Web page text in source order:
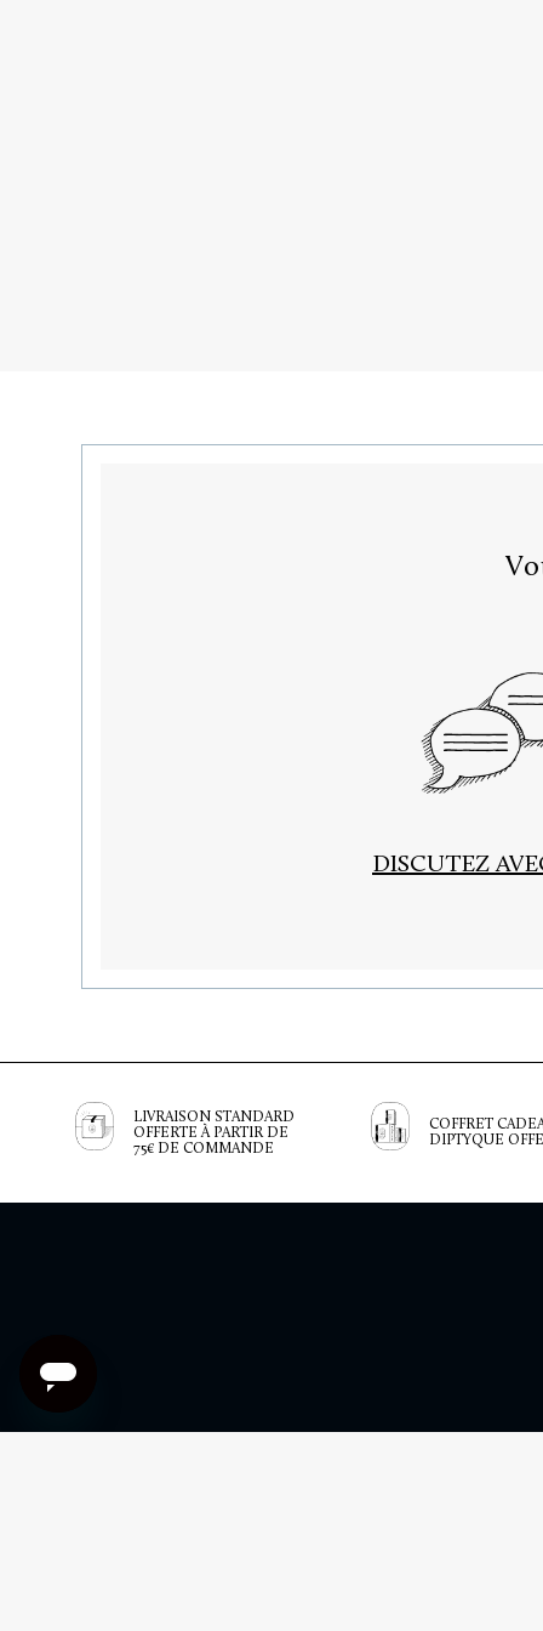
DISCUTEZ
LIVRAISON STANDARD
OFFERTE À PARTIR DE
75€ DE COMMANDE
COFFRET
DIPTYQUE